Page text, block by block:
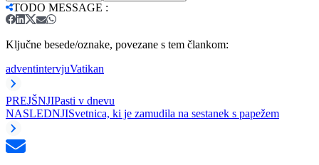
TODO MESSAGE :
Ključne besede/oznake, povezane s tem člankom:
adventintervjuVatikan
PREJŠNJIPasti v dnevu
NASLEDNJISvetnica, ki je zamudila na sestanek s papežem